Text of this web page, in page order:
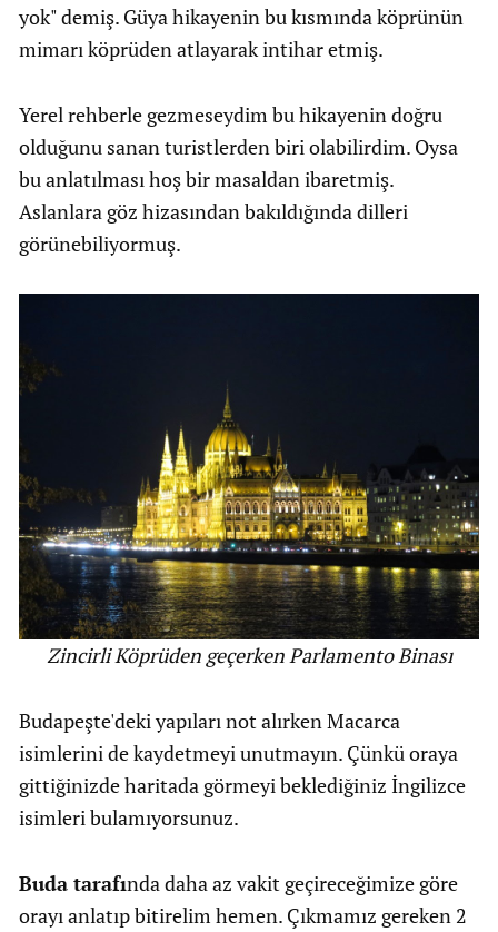
yok" demiş. Güya hikayenin bu kısmında köprünün
mimarı köprüden atlayarak intihar etmiş.
Yerel rehberle gezmeseydim bu hikayenin doğru
olduğunu sanan turistlerden biri olabilirdim. Oysa
bu anlatılması hoş bir masaldan ibaretmiş.
Aslanlara göz hizasından bakıldığında dilleri
görünebiliyormuş.
Zincirli Köprüden geçerken Parlamento Binası
Budapeşte'deki yapıları not alırken Macarca
isimlerini de kaydetmeyi unutmayın. Çünkü oraya
gittiğinizde haritada görmeyi beklediğiniz İngilizce
isimleri bulamıyorsunuz.
Buda tarafında daha az vakit geçireceğimize göre
orayı anlatıp bitirelim hemen. Çıkmamız gereken 2